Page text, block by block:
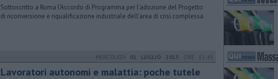
Sottoscritto a Roma l’Accordo di Programma per l’adozione del Progetto
di riconversione e riqualificazione industriale dell’area di crisi complessa
MERCOLEDÌ 01 LUGLIO 2015 ORE 11:45
Lavoratori autonomi e malattia: poche tutele